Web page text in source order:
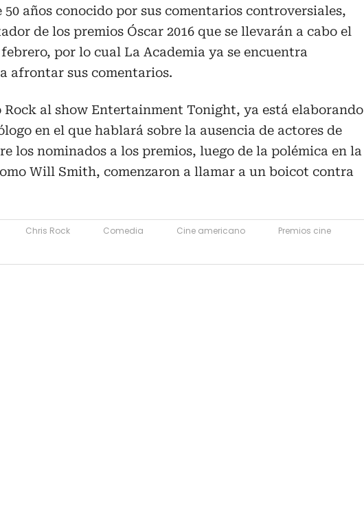
50 años conocido por sus comentarios controversiales,
de los premios Óscar 2016 que se llevarán a cabo el
por lo cual La Academia ya se encuentra
afrontar sus comentarios.
Rock al show Entertainment Tonight, ya está elaborando
en el que hablará sobre la ausencia de actores de
los nominados a los premios, luego de la polémica en la
Will Smith, comenzaron a llamar a un boicot contra
Chris Rock Comedia Cine americano
Premios cine